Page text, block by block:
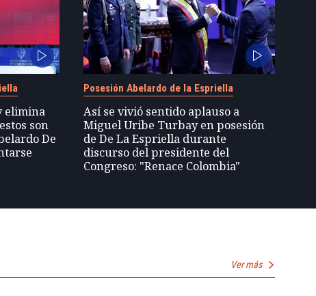
elimina
son
De
Posesión Abelardo de la Espriella
Así se vivió sentido aplauso a
Miguel Uribe Turbay en posesión
de De La Espriella durante
discurso del presidente del
Congreso: "Renace Colombia"
Ver más